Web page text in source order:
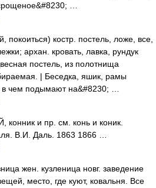
…
покоиться) костр. постель, ложе, все,
архан. кровать, лавка, рундук
постель, из полотнища
| Беседка, яшик, рамы
в чем подымают на&#8230; …
и пр. см. конь и коник.
В.И. Даль. 1863 1866 …
жен. кузленица новг. заведение
место, где куют, ковальня. Все